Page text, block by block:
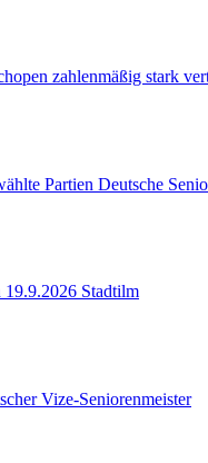
zahlenmäßig stark
Partien Deutsche
19.9.2026 Stadtilm
Vize-Seniorenmeister